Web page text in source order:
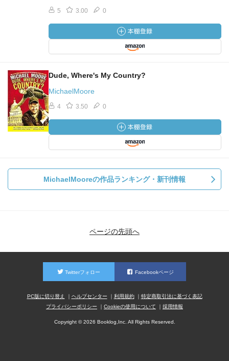
5 3.00 0
Dude, Where's My Country?
MichaelMoore
4 3.50 0
MichaelMooreの作品ランキング・新刊情報
ページの先頭へ
Twitterフォロー Facebookページ
PC版に切り替え ヘルプセンター 利用規約
特定商取引法に基づく表記
プライバシーポリシー
Cookieの使用について 採用情報
Copyright © 2026 Booklog,Inc. All Rights Reserved.